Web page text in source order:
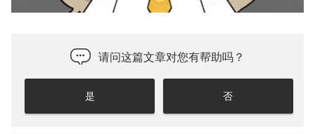
请问这篇文章对您有帮助吗？
是 否